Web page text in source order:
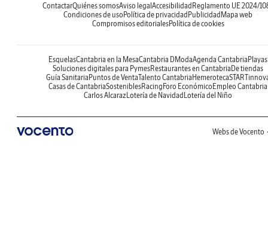
ContactarQuiénes somosAviso legalAccesibilidadReglamento UE 2024/
Condiciones de usoPolítica de privacidadPublicidadMapa web
Compromisos editorialesPolítica de cookies
EsquelasCantabria en la MesaCantabria DModaAgenda CantabriaPlayas
Soluciones digitales para PymesRestaurantes en CantabriaDe tiendas
Guía SanitariaPuntos de VentaTalento CantabriaHemeroteca
Casas de CantabriaSosteniblesRacingForo EconómicoEmpleo Cantabria
Carlos AlcarazLotería de NavidadLotería del Niño
Webs de Vocento